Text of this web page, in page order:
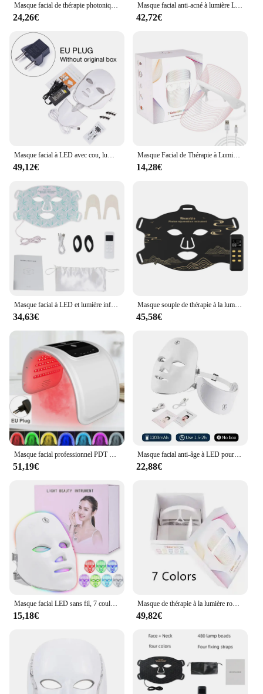
24,26€
Masque facial anti-acné à lumière LED, appareil de beauté, thérapie à la lumière rouge, soin de la peau, rajeunissement de la peau du cou, machine de blanchiment, 7 couleurs
42,72€
49,12€
Masque Facial de Thérapie à Lumière LED, Accessoire de 7 Couleurs, Photon, Anti-Âge, Anti-Rides, Rajeunissement, Soins de la Peau, Appareil de Beauté sans Fil
14,28€
34,63€
Masque souple de thérapie à la lumière LED rouge, infrarouge, silicone flexible, 4 documents, thérapie anti-âge, masque photonique avancé, nouveauté
45,58€
51,19€
Masque facial anti-âge à LED pour le cou, 7 couleurs, thérapie à la lumière rouge, raffermissement de la peau, lifting, beauté légère, blanchiment à domicile
22,88€
Masque facial LED sans fil, 7 couleurs, thérapie photon, recharge USB, anti-âge, soin de la peau, appareil de beauté
15,18€
Masque de thérapie à la lumière rouge aste, soins de la peau, à usage domestique, reviede beauté, 7 couleurs, LED, visage, visage
49,82€